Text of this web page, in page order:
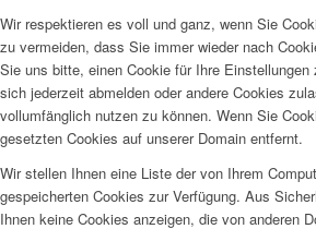
Wir respektieren es voll und ganz, wenn Sie
zu vermeiden, dass Sie immer wieder nach
Sie uns bitte, einen Cookie für Ihre
sich jederzeit abmelden oder andere Cookies
vollumfänglich nutzen zu können. Wenn Sie
gesetzten Cookies auf unserer Domain entfernt.
Wir stellen Ihnen eine Liste der von Ihrem
gespeicherten Cookies zur Verfügung. Aus
Ihnen keine Cookies anzeigen, die von anderen